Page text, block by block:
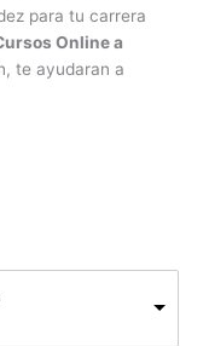
para tu carrera
Online a
te ayudaran a